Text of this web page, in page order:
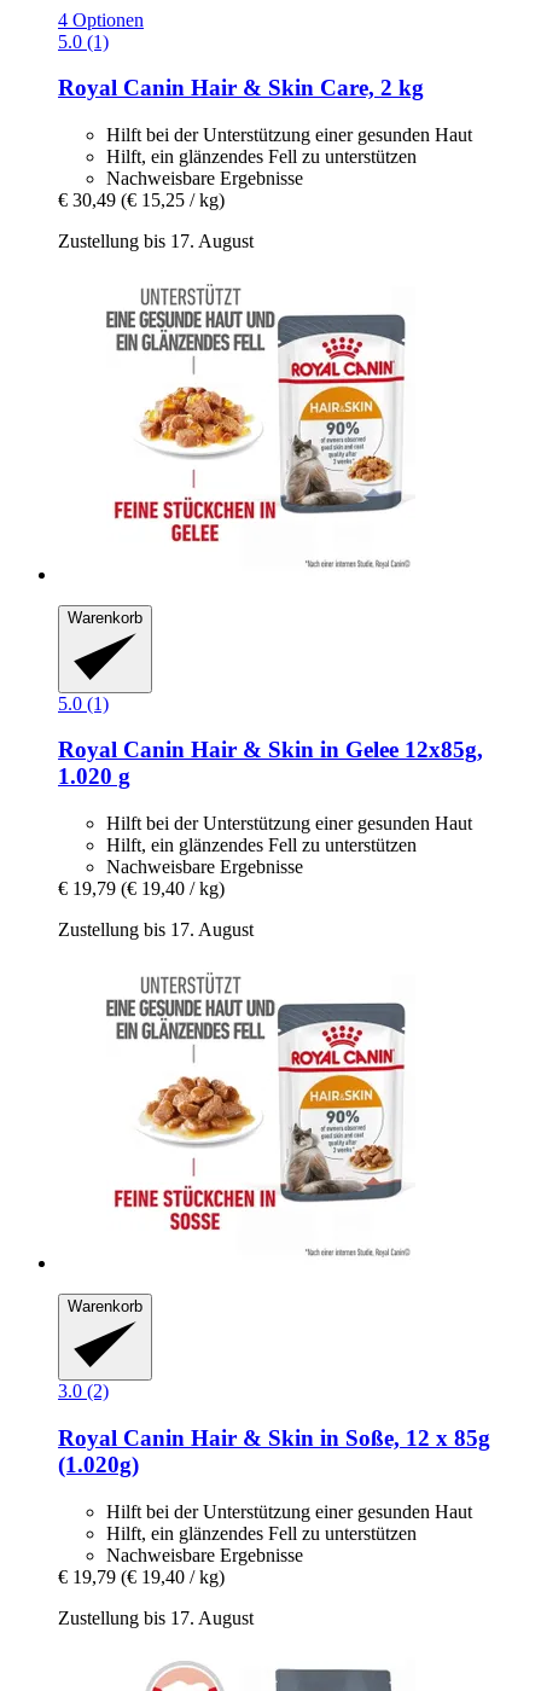
4 Optionen
5.0 (1)
Royal Canin Hair & Skin Care, 2 kg
Hilft bei der Unterstützung einer gesunden Haut
Hilft, ein glänzendes Fell zu unterstützen
Nachweisbare Ergebnisse
€ 30,49 (€ 15,25 / kg)
Zustellung bis 17. August
Warenkorb
5.0 (1)
Royal Canin Hair & Skin in Gelee 12x85g,
1.020 g
Hilft bei der Unterstützung einer gesunden Haut
Hilft, ein glänzendes Fell zu unterstützen
Nachweisbare Ergebnisse
€ 19,79 (€ 19,40 / kg)
Zustellung bis 17. August
Warenkorb
3.0 (2)
Royal Canin Hair & Skin in Soße, 12 x 85g
(1.020g)
Hilft bei der Unterstützung einer gesunden Haut
Hilft, ein glänzendes Fell zu unterstützen
Nachweisbare Ergebnisse
€ 19,79 (€ 19,40 / kg)
Zustellung bis 17. August